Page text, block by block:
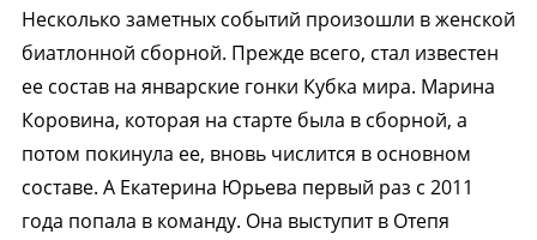
Несколько заметных событий произошли в женской
биатлонной сборной. Прежде всего, стал известен
ее состав на январские гонки Кубка мира. Марина
Коровина, которая на старте была в сборной, а
потом покинула ее, вновь числится в основном
составе. А Екатерина Юрьева первый раз с 2011
года попала в команду. Она выступит в Отепя